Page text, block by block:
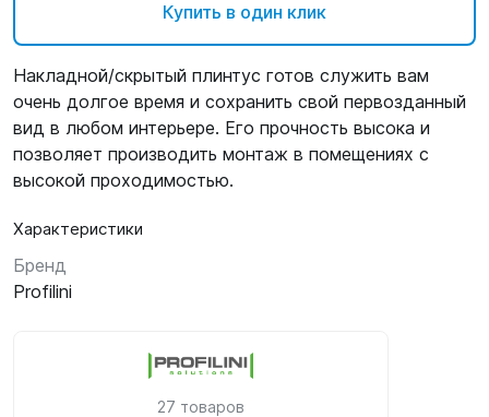
Купить в один клик
Накладной/скрытый плинтус готов служить вам
очень долгое время и сохранить свой первозданный
вид в любом интерьере. Его прочность высока и
позволяет производить монтаж в помещениях с
высокой проходимостью.
Характеристики
Бренд
Profilini
27 товаров